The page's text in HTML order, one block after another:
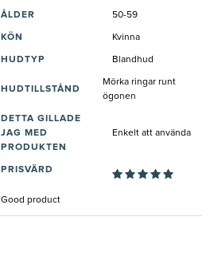
ÅLDER 50-59
KÖN Kvinna
HUDTYP Blandhud
HUDTILLSTÅND
Mörka ringar runt
ögonen
DETTA GILLADE
JAG MED
PRODUKTEN
Enkelt att använda
PRISVÄRD
Good product